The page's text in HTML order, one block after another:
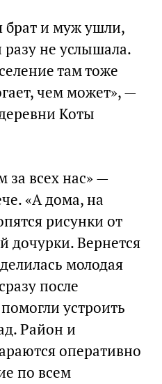
брат и муж ушли,
не услышала.
там тоже
чем может», —
Коты
за всех нас» —
«А дома, на
рисунки от
дочурки. Вернется
молодая
после
устроить
Район и
оперативно
по всем